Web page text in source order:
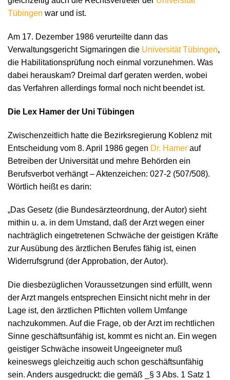
Tübingen war und ist.
Am 17. Dezember 1986 verurteilte dann das
Verwaltungsgericht Sigmaringen die Universität Tübingen,
die Habilitationsprüfung noch einmal vorzunehmen. Was
dabei herauskam? Dreimal darf geraten werden, wobei
das Verfahren allerdings formal noch nicht beendet ist.
Die Lex Hamer der Uni Tübingen
Zwischenzeitlich hatte die Bezirksregierung Koblenz mit
Entscheidung vom 8. April 1986 gegen Dr. Hamer auf
Betreiben der Universität und mehre Behörden ein
Berufsverbot verhängt – Aktenzeichen: 027-2 (507/508).
Wörtlich heißt es darin:
„Das Gesetz (die Bundesärzteordnung, der Autor) sieht
mithin u. a. in dem Umstand, daß der Arzt wegen einer
nachträglich eingetretenen Schwäche der geistigen Kräfte
zur Ausübung des ärztlichen Berufes fähig ist, einen
Widerrufsgrund (der Approbation, der Autor).
Die diesbezüglichen Voraussetzungen sind erfüllt, wenn
der Arzt mangels entsprechen Einsicht nicht mehr in der
Lage ist, den ärztlichen Pflichten vollem Umfange
nachzukommen. Auf die Frage, ob der Arzt im rechtlichen
Sinne geschäftsunfähig ist, kommt es nicht an. Ein wegen
geistiger Schwäche insoweit Ungeeigneter muß
keineswegs gleichzeitig auch schon geschäftsunfähig
sein. Anders ausgedruckt: die gemäß _§ 3 Abs. 1 Satz 1